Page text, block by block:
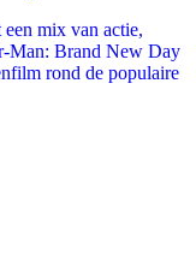
mix van actie,
Man: Brand New Day
rond de populaire